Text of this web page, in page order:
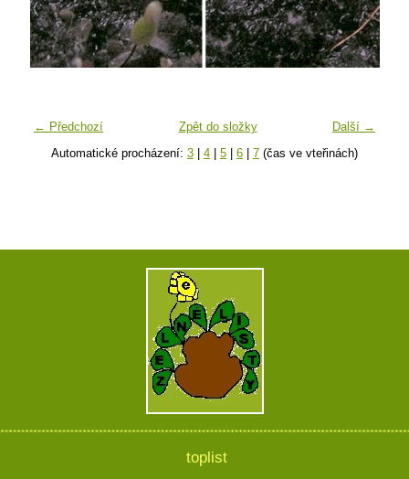
← Předchozí Další →
Zpět do složky
Automatické procházení: 3 4 5 6 7 (čas ve vteřinách)
toplist